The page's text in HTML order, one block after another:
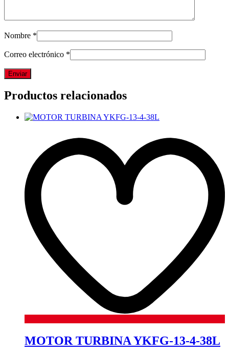
Nombre *
Correo electrónico *
Productos relacionados
MOTOR TURBINA YKFG-13-4-38L